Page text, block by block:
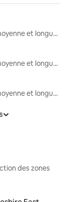
Locations moyenne et longue durée
Locations moyenne et longue durée
Locations moyenne et longue durée
des zones